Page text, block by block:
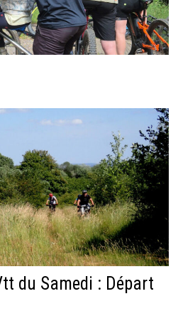
du Samedi : Départ